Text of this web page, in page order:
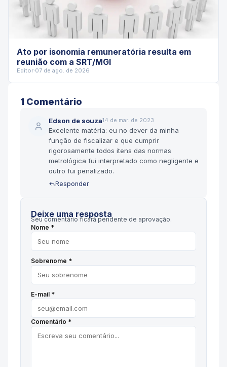
Ato por isonomia remuneratória resulta em
reunião com a SRT/MGI
Editor·07 de ago. de 2026
1 Comentário
Edson de souza14 de mar. de 2023
Excelente matéria: eu no dever da minha
função de fiscalizar e que cumprir
rigorosamente todos itens das normas
metrológica fui interpretado como negligente e
outro fui penalizado.
Responder
Deixe uma resposta
Seu comentário ficará pendente de aprovação.
Nome *
Sobrenome *
E-mail *
Comentário *